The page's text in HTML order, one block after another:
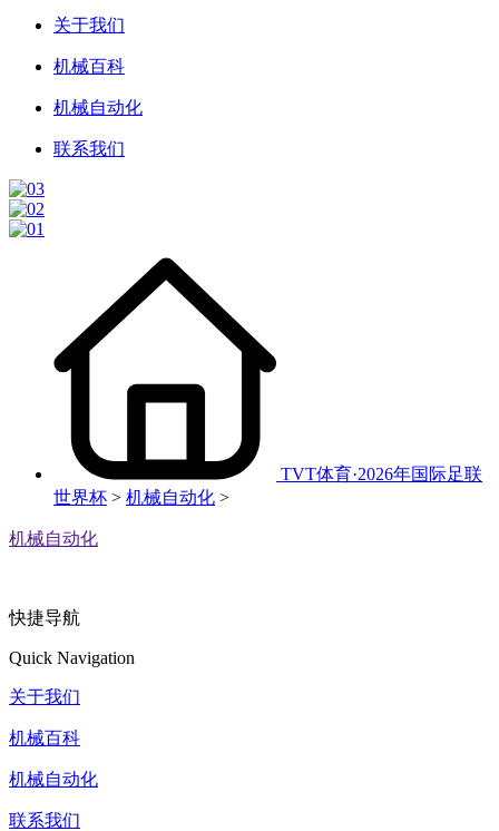
关于我们
机械百科
机械自动化
联系我们
TVT体育·2026年国际足联
世界杯 > 机械自动化 >
机械自动化
快捷导航
Quick Navigation
关于我们
机械百科
机械自动化
联系我们